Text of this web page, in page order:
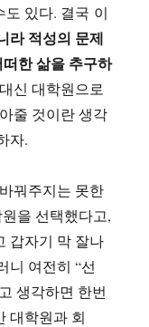
도 있다. 결국 이
라 적성의 문제
한 삶을 추구하
신 대학원으로
줄 것이란 생각
자.
꿔주지는 못한
을 선택했다고,
갑자기 막 잘나
니 여전히 “선
생각하면 한번
대학원과 회